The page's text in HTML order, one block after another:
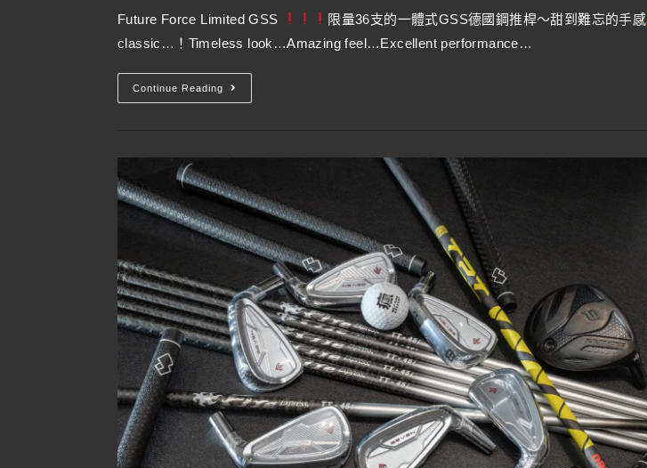
Future Force Limited GSS 限量36支的一體式GSS德國鋼推桿～甜到難忘的手感
classic…！Timeless look…Amazing feel…Excellent performance…
Continue Reading